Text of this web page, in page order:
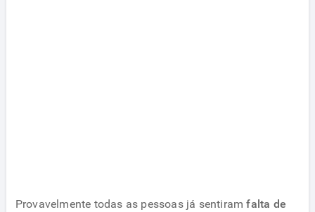
Provavelmente todas as pessoas já sentiramfalta de